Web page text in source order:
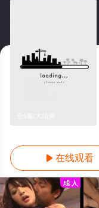
 在线观看